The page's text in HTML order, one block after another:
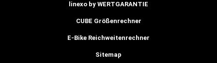
linexo by WERTGARANTIE
CUBE Größenrechner
E-Bike Reichweitenrechner
Sitemap